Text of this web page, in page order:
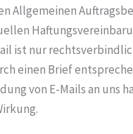
Allgemeinen
ist nur
einen Brief
von E-Mails an uns